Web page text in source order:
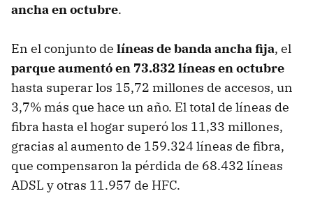
ancha en octubre.
En el conjunto de líneas de banda ancha fija, el
parque aumentó en 73.832 líneas en octubre
hasta superar los 15,72 millones de accesos, un
3,7% más que hace un año. El total de líneas de
fibra hasta el hogar superó los 11,33 millones,
gracias al aumento de 159.324 líneas de fibra,
que compensaron la pérdida de 68.432 líneas
ADSL y otras 11.957 de HFC.